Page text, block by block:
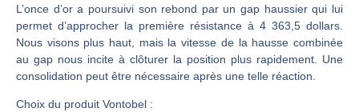
LVMH : Un rebond à confirmer | Bernard Prats-Desclaux – Market Movers
Le monde a changé de règles cette nuit. Personne ne vous l’a encore dit | Louis-Antoine Michelet
L’once d’or a poursuivi son rebond par un gap haussier qui lui
permet d’approcher la première résistance à 4 363,5 dollars.
Nous visons plus haut, mais la vitesse de la hausse combinée
au gap nous incite à clôturer la position plus rapidement. Une
consolidation peut être nécessaire après une telle réaction.
Choix du produit Vontobel :